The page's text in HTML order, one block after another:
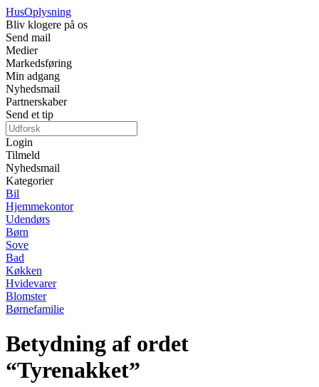
HusOplysning
Bliv klogere på os
Send mail
Medier
Markedsføring
Min adgang
Nyhedsmail
Partnerskaber
Send et tip
Login
Tilmeld
Nyhedsmail
Kategorier
Bil
Hjemmekontor
Udendørs
Børn
Sove
Bad
Køkken
Hvidevarer
Blomster
Børnefamilie
Betydning af ordet
“Tyrenakket”